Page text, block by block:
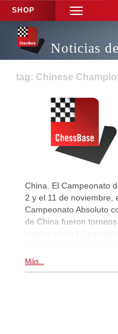
SHOP
TOGGLE
NAVIGATION
Noticias
tag: Chinese
China. El Campeonato
2 y el 11 de noviembre,
Campeonato Absoluto
de China fueron
Más...